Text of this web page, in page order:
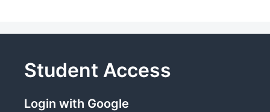
Student Access
Login with Google